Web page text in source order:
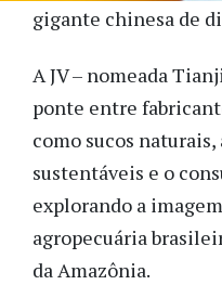
gigante chinesa de
A JV – nomeada
ponte entre
como sucos
sustentáveis e o
explorando a
agropecuária
da Amazônia.